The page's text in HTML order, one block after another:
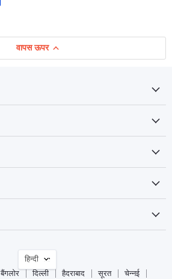
वापस ऊपर
भाषा
हिन्दी
बैंगलोर दिल्ली हैदराबाद सूरत चेन्नई